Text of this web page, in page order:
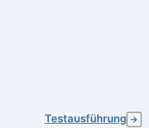
Testausführung →